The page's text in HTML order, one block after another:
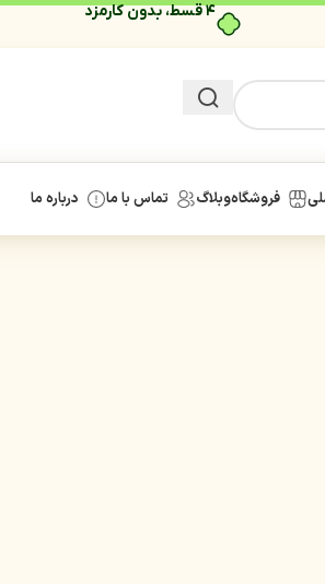
۴ قسط، بدون کارمزد
فروشگاهوبلاگ تماس با ما درباره ما